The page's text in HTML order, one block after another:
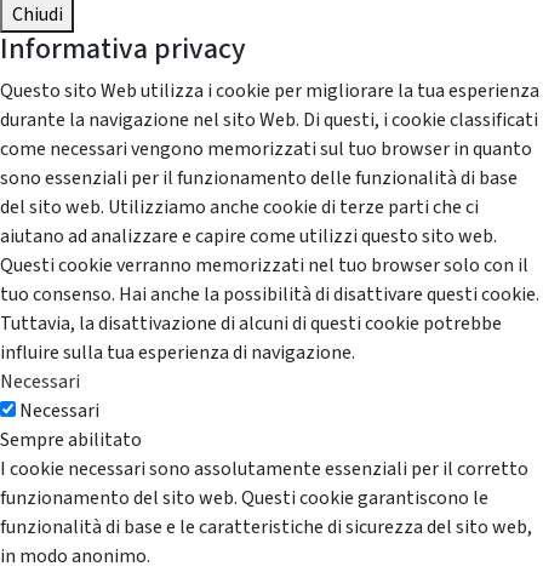
Chiudi
Informativa privacy
Questo sito Web utilizza i cookie per migliorare la tua esperienza
durante la navigazione nel sito Web. Di questi, i cookie classificati
come necessari vengono memorizzati sul tuo browser in quanto
sono essenziali per il funzionamento delle funzionalità di base
del sito web. Utilizziamo anche cookie di terze parti che ci
aiutano ad analizzare e capire come utilizzi questo sito web.
Questi cookie verranno memorizzati nel tuo browser solo con il
tuo consenso. Hai anche la possibilità di disattivare questi cookie.
Tuttavia, la disattivazione di alcuni di questi cookie potrebbe
influire sulla tua esperienza di navigazione.
Necessari
Necessari
Sempre abilitato
I cookie necessari sono assolutamente essenziali per il corretto
funzionamento del sito web. Questi cookie garantiscono le
funzionalità di base e le caratteristiche di sicurezza del sito web,
in modo anonimo.